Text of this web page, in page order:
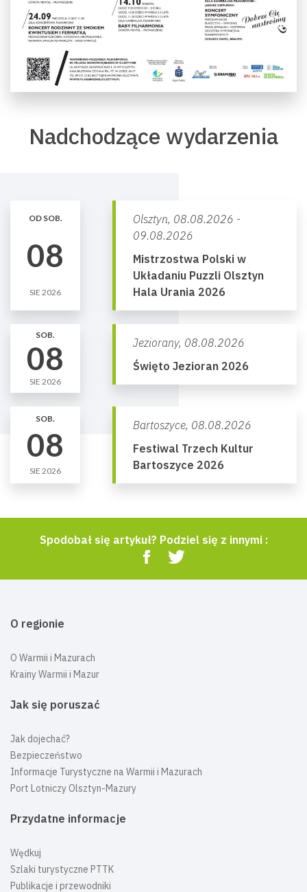
Nadchodzące wydarzenia
OD SOB.
08
SIE 2026
Olsztyn, 08.08.2026 -
09.08.2026
Mistrzostwa Polski w
Układaniu Puzzli Olsztyn
Hala Urania 2026
SOB.
08
SIE 2026
Jeziorany, 08.08.2026
Święto Jezioran 2026
SOB.
08
SIE 2026
Bartoszyce, 08.08.2026
Festiwal Trzech Kultur
Bartoszyce 2026
Spodobał się artykuł? Podziel się z innymi :
O regionie
O Warmii i Mazurach
Krainy Warmii i Mazur
Jak się poruszać
Jak dojechać?
Bezpieczeństwo
Informacje Turystyczne na Warmii i Mazurach
Port Lotniczy Olsztyn-Mazury
Przydatne informacje
Wędkuj
Szlaki turystyczne PTTK
Publikacje i przewodniki